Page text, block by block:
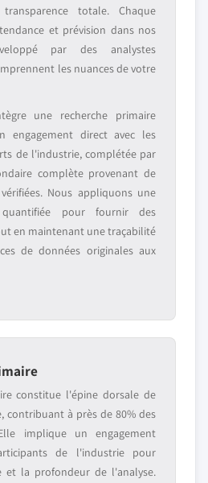
totale. Chaque
et prévision dans nos
par des analystes
les nuances de votre
une recherche primaire
engagement direct avec les
de l'industrie, complétée par
complète provenant de
Nous appliquons une
pour fournir des
en maintenant une traçabilité
de données originales aux
constitue l'épine dorsale de
contribuant à près de 80% des
implique un engagement
de l'industrie pour
et la profondeur de l'analyse.